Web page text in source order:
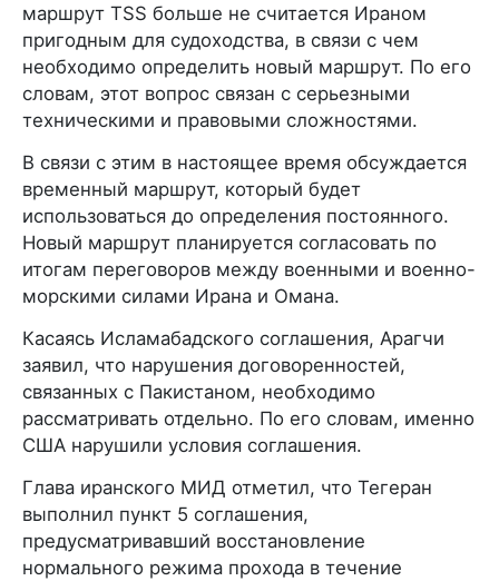
маршрут TSS больше не считается Ираном
пригодным для судоходства, в связи с чем
необходимо определить новый маршрут. По его
словам, этот вопрос связан с серьезными
техническими и правовыми сложностями.
В связи с этим в настоящее время обсуждается
временный маршрут, который будет
использоваться до определения постоянного.
Новый маршрут планируется согласовать по
итогам переговоров между военными и военно-
морскими силами Ирана и Омана.
Касаясь Исламабадского соглашения, Арагчи
заявил, что нарушения договоренностей,
связанных с Пакистаном, необходимо
рассматривать отдельно. По его словам, именно
США нарушили условия соглашения.
Глава иранского МИД отметил, что Тегеран
выполнил пункт 5 соглашения,
предусматривавший восстановление
нормального режима прохода в течение